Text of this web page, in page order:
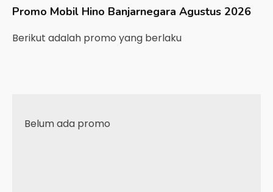
Promo Mobil Hino Banjarnegara Agustus 2026
Berikut adalah promo yang berlaku
Belum ada promo